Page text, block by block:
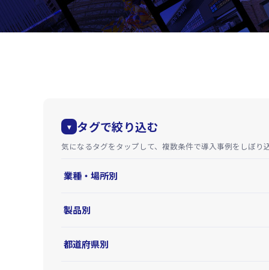
▾ タグで絞り込む
気になるタグをタップして、複数条件で導入事例をしぼり
業種・場所別
製品別
都道府県別